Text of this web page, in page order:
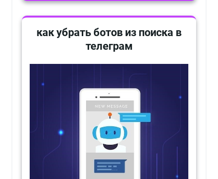
как убрать ботов из поиска в
телеграм